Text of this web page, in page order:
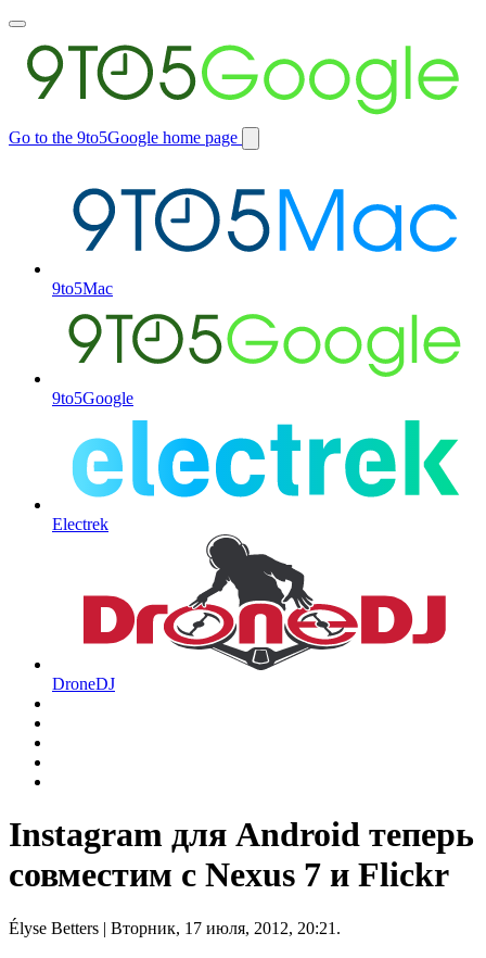
Toggle
main
menu
Go to the 9to5Google home page
Switch
9to5Mac
9to5Google
Electrek
DroneDJ
Instagram для Android теперь
совместим с Nexus 7 и Flickr
Élyse Betters | Вторник, 17 июля, 2012, 20:21.